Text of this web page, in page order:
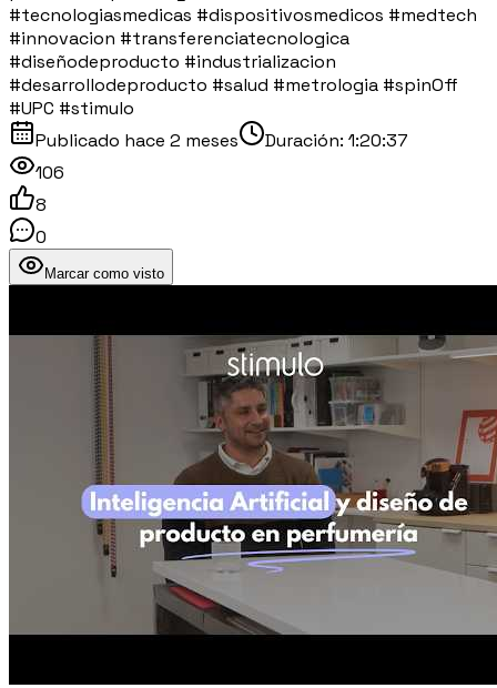
#tecnologiasmedicas #dispositivosmedicos #medtech
#innovacion #transferenciatecnologica
#diseñodeproducto #industrializacion
#desarrollodeproducto #salud #metrologia #spinOff
#UPC #stimulo
Publicado hace 2 meses Duración: 1:20:37
106
8
0
Marcar como visto